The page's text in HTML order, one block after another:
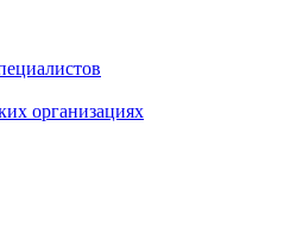
организациях